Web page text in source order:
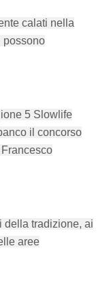
calati nella
possono
5 Slowlife
il concorso
della tradizione, ai
aree